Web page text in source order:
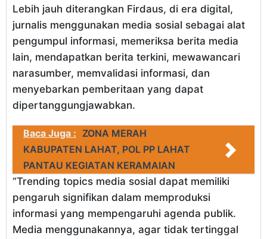
Lebih jauh diterangkan Firdaus, di era digital,
jurnalis menggunakan media sosial sebagai alat
pengumpul informasi, memeriksa berita media
lain, mendapatkan berita terkini, mewawancari
narasumber, memvalidasi informasi, dan
menyebarkan pemberitaan yang dapat
dipertanggungjawabkan.
Baca Juga : ZONA MERAH
KABUPATEN LAHAT, POL PP LAHAT
PANTAU KEGIATAN KERAMAIAN
“Trending topics media sosial dapat memiliki
pengaruh signifikan dalam memproduksi
informasi yang mempengaruhi agenda publik.
Media menggunakannya, agar tidak tertinggal